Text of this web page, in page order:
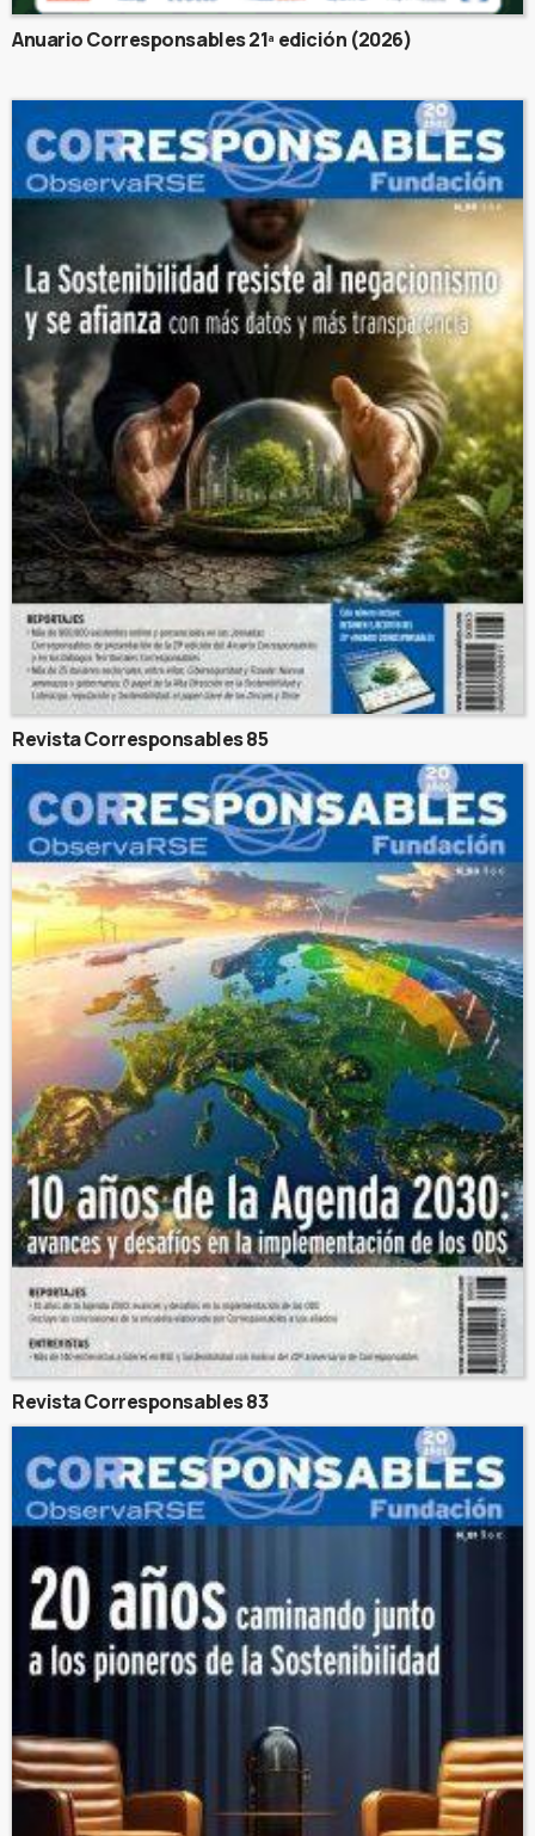
Anuario Corresponsables 21ª edición (2026)
Revista Corresponsables 85
Revista Corresponsables 83